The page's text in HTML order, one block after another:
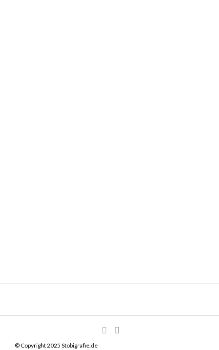
© Copyright 2025 Stobigrafie.de